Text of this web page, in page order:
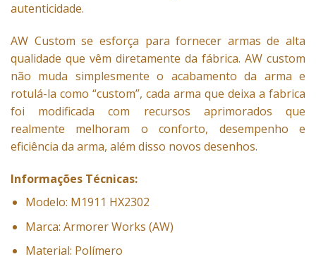
autenticidade.
AW Custom se esforça para fornecer armas de alta
qualidade que vêm diretamente da fábrica. AW custom
não muda simplesmente o acabamento da arma e
rotulá-la como “custom”, cada arma que deixa a fabrica
foi modificada com recursos aprimorados que
realmente melhoram o conforto, desempenho e
eficiência da arma, além disso novos desenhos.
Informações Técnicas:
Modelo: M1911 HX2302
Marca: Armorer Works (AW)
Material: Polímero